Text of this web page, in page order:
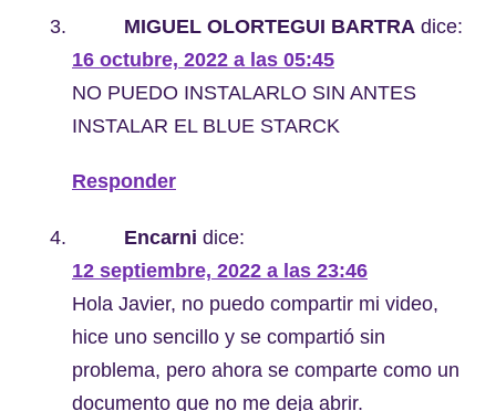
MIGUEL OLORTEGUI BARTRA dice:
16 octubre, 2022 a las 05:45
NO PUEDO INSTALARLO SIN ANTES
INSTALAR EL BLUE STARCK
Responder
Encarni dice:
12 septiembre, 2022 a las 23:46
Hola Javier, no puedo compartir mi video,
hice uno sencillo y se compartió sin
problema, pero ahora se comparte como un
documento que no me deja abrir.